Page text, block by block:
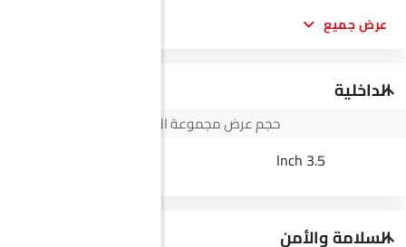
عرض جميع
الداخلية
حجم عرض مجموعة الأجهزة
3.5 Inch
السلامة والأمن